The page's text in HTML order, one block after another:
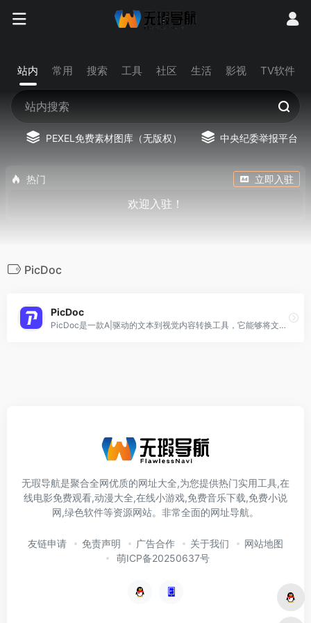
站内 常用 搜索 工具 社区 生活 影视 TV软件
PEXEL免费素材图库（无版权） 中央纪委举报平台
热门 立即入驻
欢迎入驻！
PicDoc
PicDoc
PicDoc是一款A|驱动的文本到视觉内容转换工具，它能够将文本内容自动转换为图表、流程图、信息图等视觉元素图像。致力于将用户的知识、想法和商业故事以可视化的方
无瑕导航是聚合全网优质的网址大全,为您提供热门实用工具,在
线电影免费观看,动漫大全,在线小游戏,免费音乐下载,免费小说
网,绿色软件等资源网站。非常全面的网址导航。
友链申请 免责声明 广告合作 关于我们
网站地图
萌ICP备20250637号